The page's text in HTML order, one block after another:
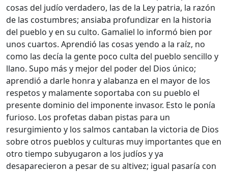
cosas del judío verdadero, las de la Ley patria, la razón
de las costumbres; ansiaba profundizar en la historia
del pueblo y en su culto. Gamaliel lo informó bien por
unos cuartos. Aprendió las cosas yendo a la raíz, no
como las decía la gente poco culta del pueblo sencillo y
llano. Supo más y mejor del poder del Dios único;
aprendió a darle honra y alabanza en el mayor de los
respetos y malamente soportaba con su pueblo el
presente dominio del imponente invasor. Esto le ponía
furioso. Los profetas daban pistas para un
resurgimiento y los salmos cantaban la victoria de Dios
sobre otros pueblos y culturas muy importantes que en
otro tiempo subyugaron a los judíos y ya
desaparecieron a pesar de su altivez; igual pasaría con